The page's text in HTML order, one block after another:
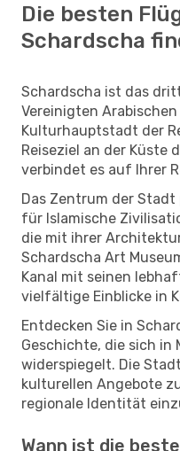
Die besten
Schardscha
Schardscha ist das
Vereinigten
Kulturhauptstadt der
Reiseziel an der Küste
verbindet es auf Ihrer
Das Zentrum der Stadt
für Islamische
die mit ihrer
Schardscha Art
Kanal mit seinen
vielfältige Einblicke in
Entdecken Sie in
Geschichte, die sich in
widerspiegelt. Die
kulturellen Angebote
regionale Identität
Wann ist die